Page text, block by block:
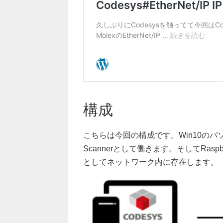
構成
こちらは今回の構成です。Win10のパ
Scannerとして働きます。そして
としてネットワーク内に存在します。